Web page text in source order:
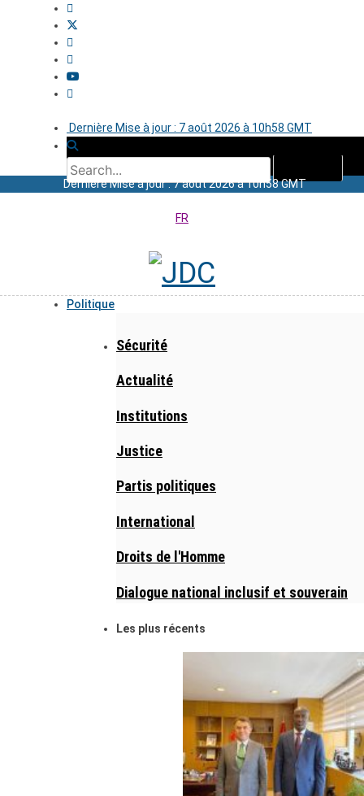
Dernière Mise à jour : 7 août 2026 à 10h58 GMT
Dernière Mise à jour : 7 août 2026 à 10h58 GMT
FR
Politique
Sécurité
Actualité
Institutions
Justice
Partis politiques
International
Droits de l'Homme
Dialogue national inclusif et souverain
Les plus récents